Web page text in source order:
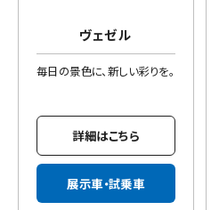
ヴェゼル
毎日の景色に、新しい彩りを。
詳細はこちら
展示車・試乗車